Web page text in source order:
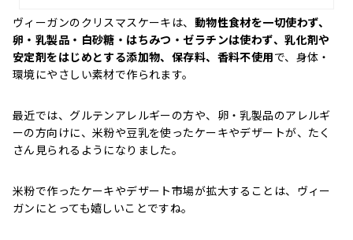
ヴィーガンのクリスマスケーキは、 動物性食材を一切使わず、
卵・乳製品・白砂糖・はちみつ・ゼラチンは使わず、乳化剤や
安定剤をはじめとする添加物、保存料、香料不使用で、身体・
環境にやさしい素材で作られます。
最近では、グルテンアレルギーの方や、卵・乳製品のアレルギ
ーの方向けに、米粉や豆乳を使ったケーキやデザートが、たく
さん見られるようになりました。
米粉で作ったケーキやデザート市場が拡大することは、ヴィー
ガンにとっても嬉しいことですね。